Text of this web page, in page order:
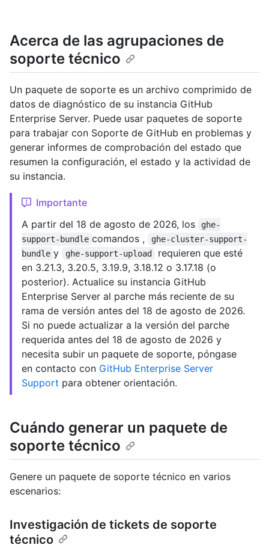
Acerca de las agrupaciones de
soporte técnico
Un paquete de soporte es un archivo comprimido de
datos de diagnóstico de su instancia GitHub
Enterprise Server. Puede usar paquetes de soporte
para trabajar con Soporte de GitHub en problemas y
generar informes de comprobación del estado que
resumen la configuración, el estado y la actividad de
su instancia.
Importante
A partir del 18 de agosto de 2026, los
ghe-
support-bundle comandos ,
ghe-cluster-support-
bundle y ghe-support-upload
requieren que esté
en 3.21.3, 3.20.5, 3.19.9, 3.18.12 o 3.17.18 (o
posterior). Actualice su instancia GitHub
Enterprise Server al parche más reciente de su
rama de versión antes del 18 de agosto de 2026.
Si no puede actualizar a la versión del parche
requerida antes del 18 de agosto de 2026 y
necesita subir un paquete de soporte, póngase
en contacto con GitHub Enterprise Server
Support para obtener orientación.
Cuándo generar un paquete de
soporte técnico
Genere un paquete de soporte técnico en varios
escenarios:
Investigación de tickets de soporte
técnico